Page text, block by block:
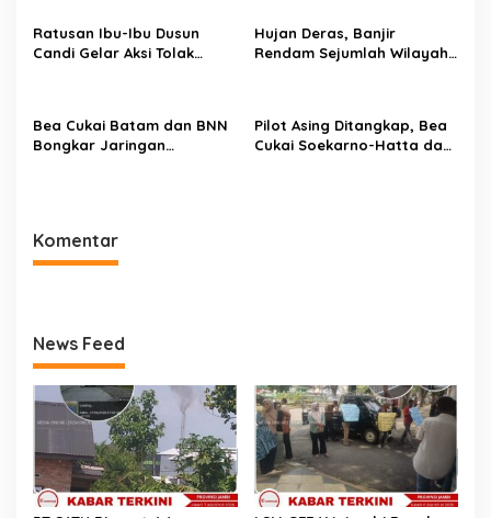
Ratusan Ibu-Ibu Dusun
Candi Gelar Aksi Tolak
Hujan Deras, Banjir
Rendam Sejumlah Wilayah
Bea Cukai Batam dan BNN
Bongkar Jaringan
Pilot Asing Ditangkap, Bea
Cukai Soekarno-Hatta dan
Komentar
News Feed